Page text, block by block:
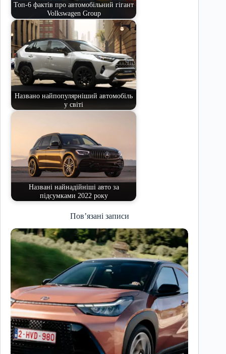
Топ-6 фактів про автомобільний гігант
Volkswagen Group
Названо найпопулярніший автомобіль
у світі
Названі найнадійніші авто за
підсумками 2022 року
Пов’язані записи